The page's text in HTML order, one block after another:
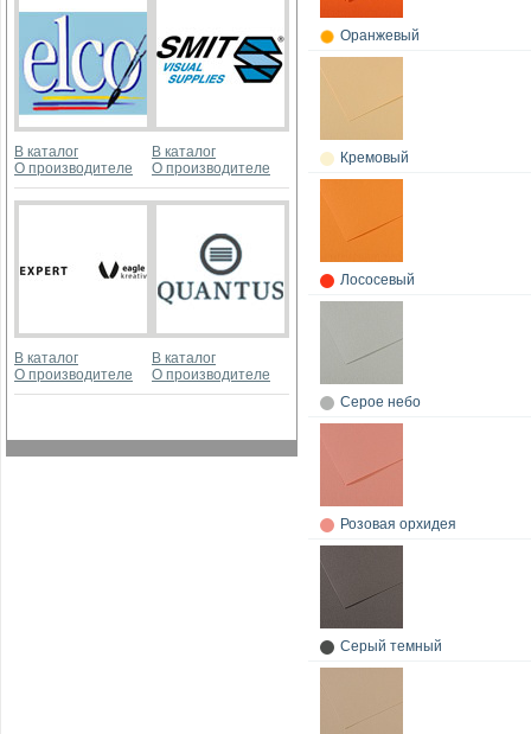
В каталог
О производителе
В каталог
О производителе
В каталог
О производителе
В каталог
О производителе
Оранжевый
Кремовый
Лососевый
Серое небо
Розовая орхидея
Серый темный